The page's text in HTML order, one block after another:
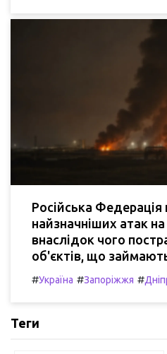
Російська
найзначніших атак
внаслідок чого
об'єктів, що
#Україна #Запоріжжя #
Теги